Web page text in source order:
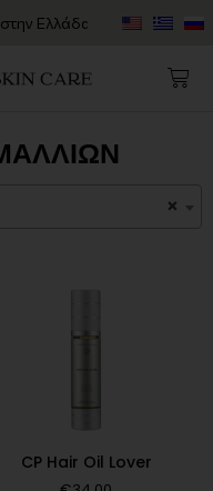
Ελλάδα – μόνο 7€!
×
CP Hair Oil Lover